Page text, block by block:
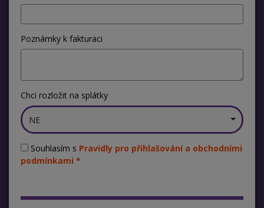
Poznámky k fakturaci
Chci rozložit na splátky
NE
Souhlasím s Pravidly pro přihlašování a obchodními
podmínkami